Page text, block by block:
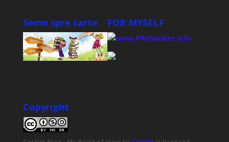
Semn spre carte FOR MYSELF
Copyright